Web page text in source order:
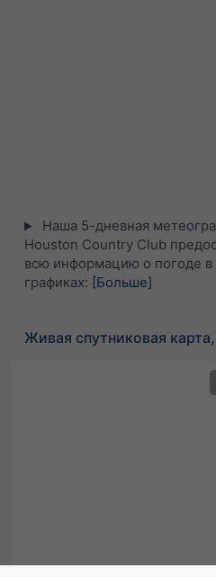
Наша 5-дневная
Houston Country Club
всю информацию о погоде в
графиках: [Больше]
Живая спутниковая